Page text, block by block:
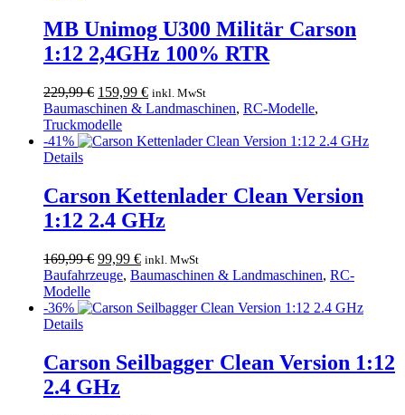
MB Unimog U300 Militär Carson
1:12 2,4GHz 100% RTR
229,99€ Ursprünglicher
Preis
war:
229,99 €
159,99 €Aktueller
Preis
159,99 €.
inkl. MwSt
Baumaschinen & Landmaschinen, RC-Modelle,
Truckmodelle
-41%
Details
Carson Kettenlader Clean Version
1:12 2.4 GHz
169,99€ Ursprünglicher
Preis
169,99 €
99,99 €Aktueller
Preis
99,99 €.
inkl. MwSt
Baufahrzeuge, Baumaschinen & Landmaschinen, RC-
Modelle
-36%
Details
Carson Seilbagger Clean Version 1:12
2.4 GHz